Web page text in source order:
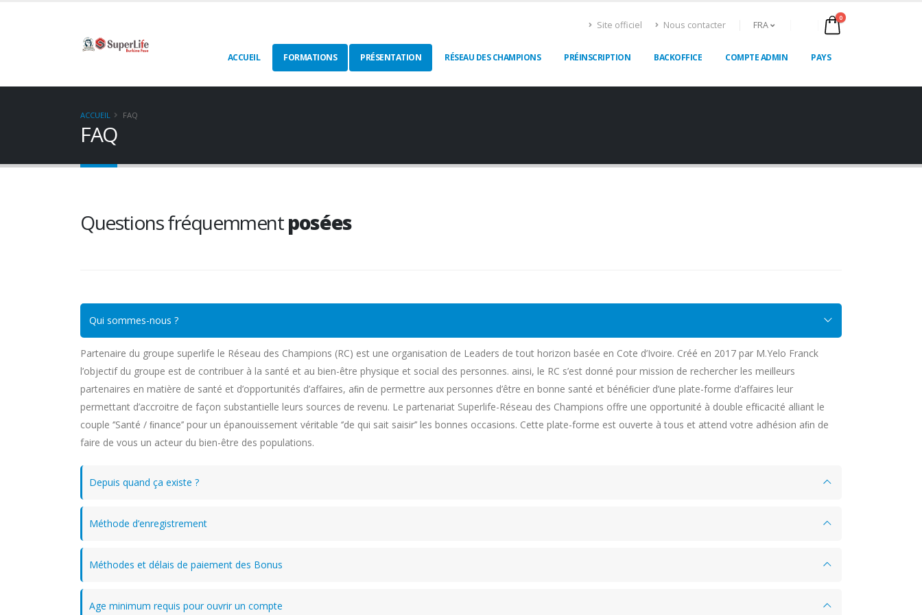
Site officiel Nous contacter FRA
0
ACCUEIL FORMATIONS PRÉSENTATION RÉSEAU DES CHAMPIONS PRÉINSCRIPTION BACKOFFICE COMPTE ADMIN PAYS
ACCUEIL FAQ
FAQ
Questions fréquemmentposées
Qui sommes-nous ?
Partenaire du groupe superlife le Réseau des Champions (RC) est une organisation de Leaders de tout horizon basée en Cote d’Ivoire. Créé en 2017 par M.Yelo Franck
l’objectif du groupe est de contribuer à la santé et au bien-être physique et social des personnes. ainsi, le RC s’est donné pour mission de rechercher les meilleurs
partenaires en matière de santé et d’opportunités d’affaires, aﬁn de permettre aux personnes d’être en bonne santé et bénéﬁcier d’une plate-forme d’affaires leur
permettant d’accroitre de façon substantielle leurs sources de revenu. Le partenariat Superlife-Réseau des Champions offre une opportunité à double efﬁcacité alliant le
couple ‘’Santé / ﬁnance’’ pour un épanouissement véritable ‘’de qui sait saisir’’ les bonnes occasions. Cette plate-forme est ouverte à tous et attend votre adhésion aﬁn de
faire de vous un acteur du bien-être des populations.
Depuis quand ça existe ?
Méthode d’enregistrement
Méthodes et délais de paiement des Bonus
Age minimum requis pour ouvrir un compte